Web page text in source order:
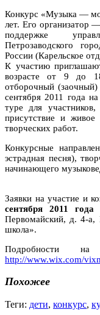
Конкурс «Музыка —
лет. Его организатор
поддержке
Петрозаводского
России (Карельское
К участию
возрасте от 9 до
отборочный
сентября 2011 года
туре для
присутствие и живое
творческих работ.
Конкурсные
эстрадная песня),
начинающего
Заявки на участие и
сентября 2011 года
Первомайский, д. 4-
школа».
Подробности на
http://www.wix.com/
Похожее
Теги: дети, конкурс,